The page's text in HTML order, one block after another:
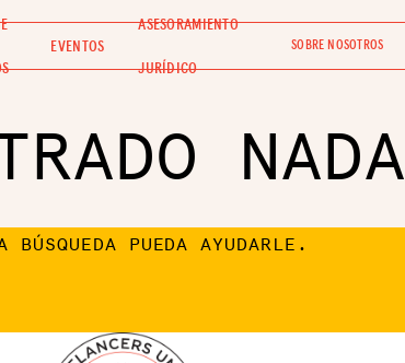
EVENTOS
ASESORAMIENTO
JURÍDICO
SOBRE NOSOTROS
NADA
PUEDA AYUDARLE.